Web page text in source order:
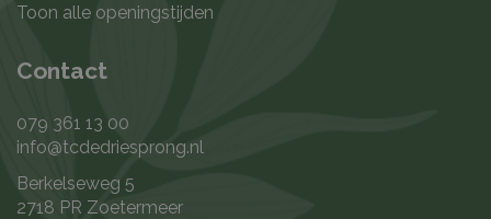
Toon alle openingstijden
Contact
079 361 13 00
info@tcdedriesprong.nl
Berkelseweg 5
2718 PR Zoetermeer